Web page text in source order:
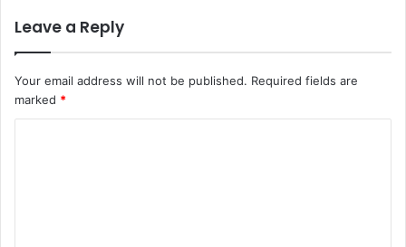
Leave a Reply
Your email address will not be published. Required fields are
marked *